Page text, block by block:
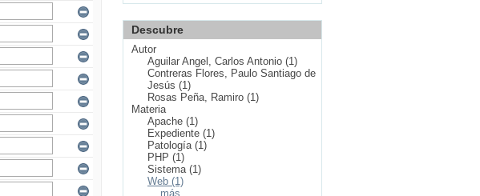
Descubre
Autor
Aguilar Angel, Carlos Antonio (1)
Contreras Flores, Paulo Santiago de
Jesús (1)
Rosas Peña, Ramiro (1)
Materia
Apache (1)
Expediente (1)
Patología (1)
PHP (1)
Sistema (1)
Web (1)
... más